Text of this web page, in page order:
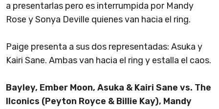
a presentarlas pero es interrumpida por Mandy
Rose y Sonya Deville quienes van hacia el ring.
Paige presenta a sus dos representadas: Asuka y
Kairi Sane. Ambas van hacia el ring y estalla el caos.
Bayley, Ember Moon, Asuka & Kairi Sane vs. The
IIconics (Peyton Royce & Billie Kay), Mandy